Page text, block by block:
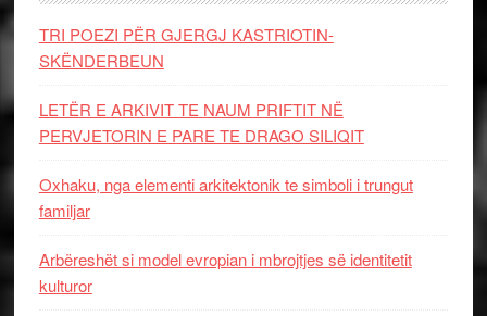
TRI POEZI PËR GJERGJ KASTRIOTIN-
SKËNDERBEUN
LETËR E ARKIVIT TE NAUM PRIFTIT NË
PERVJETORIN E PARE TE DRAGO SILIQIT
Oxhaku, nga elementi arkitektonik te simboli i trungut
familjar
Arbëreshët si model evropian i mbrojtjes së identitetit
kulturor